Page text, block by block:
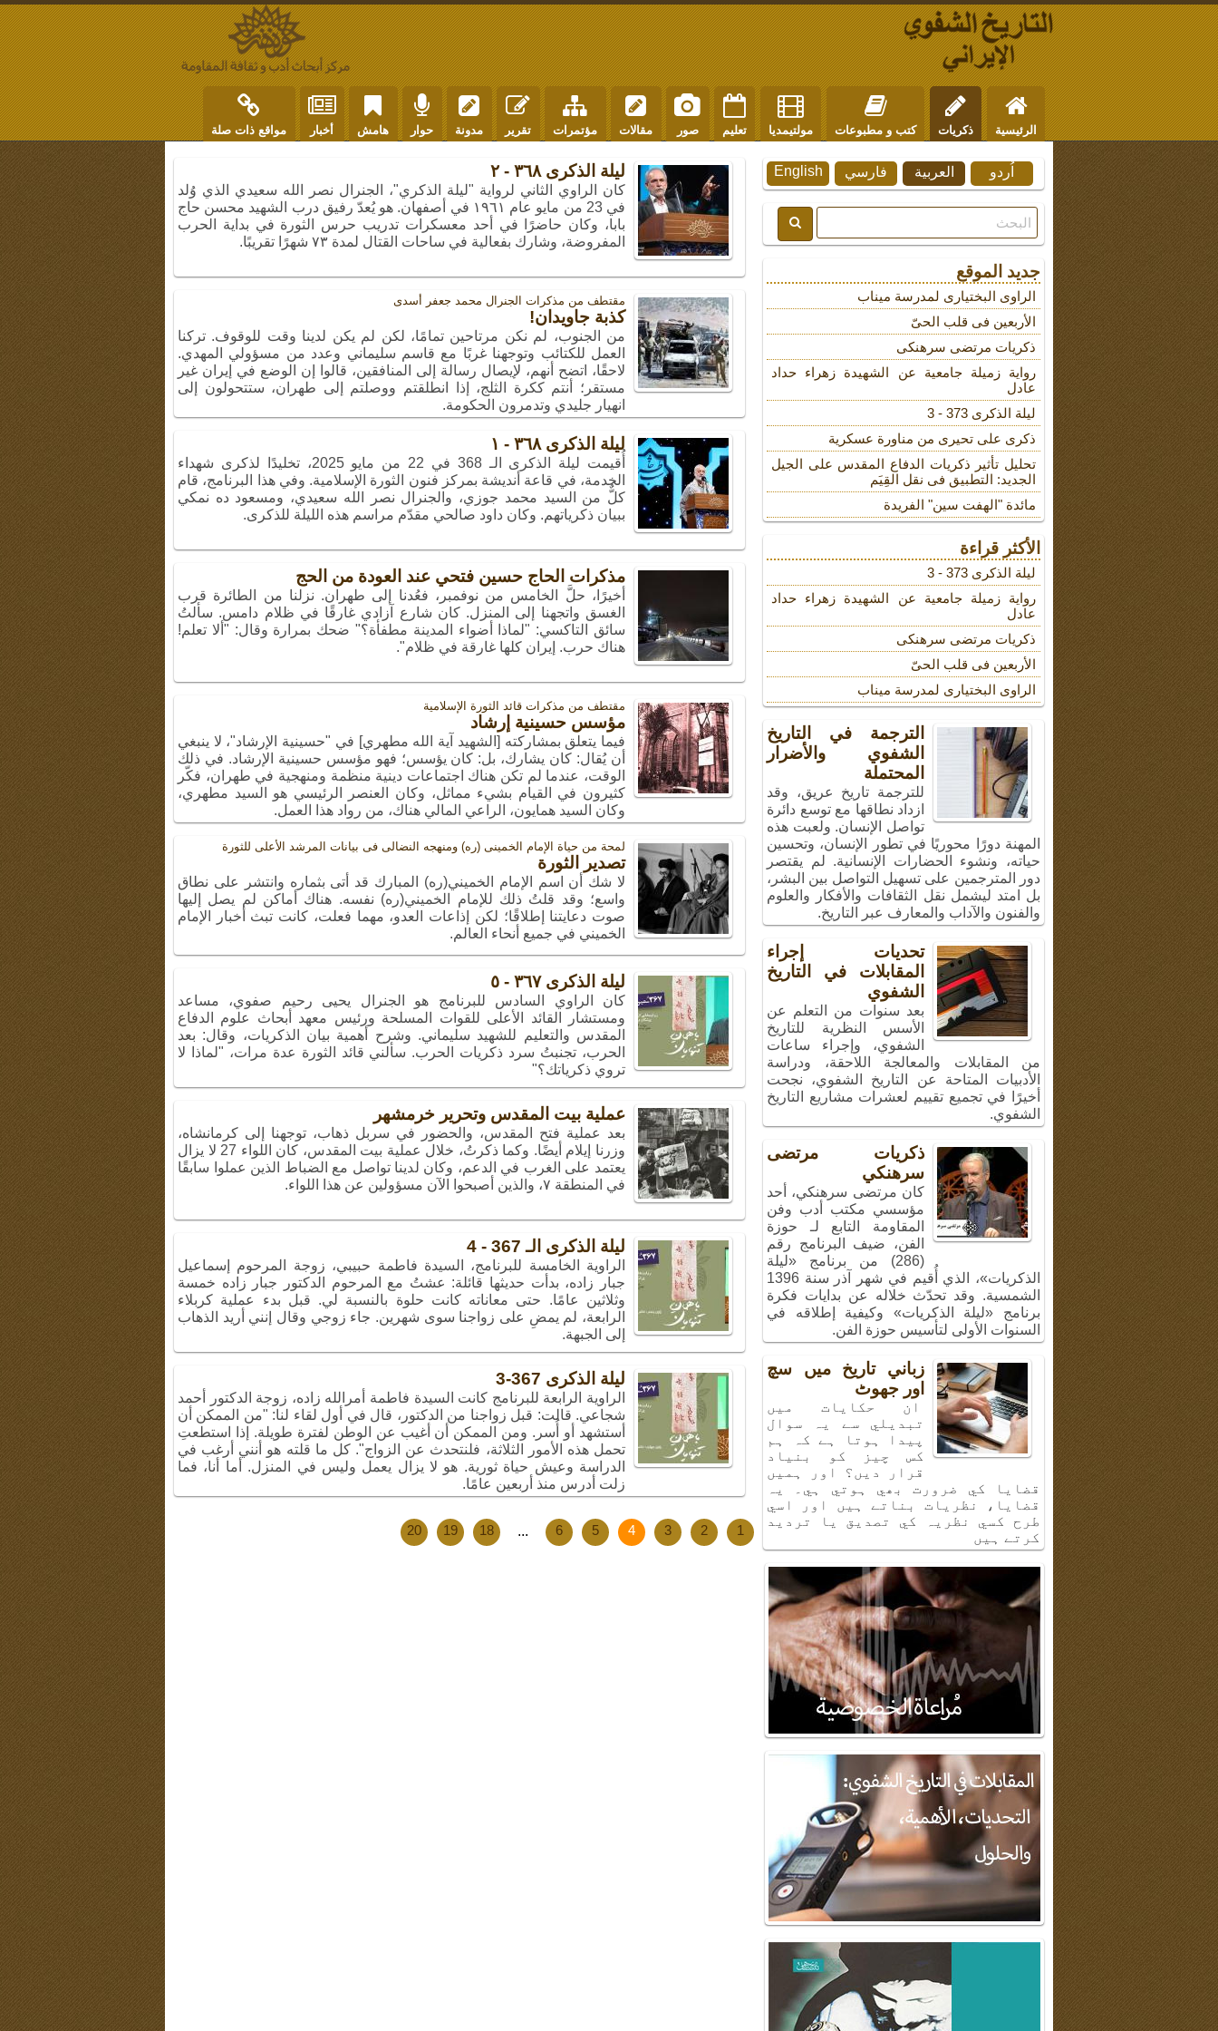
الرئيسية ذكريات كتب و مطبوعات مولتيمديا تعليم صور مقالات مؤتمرات تقرير مدونة حوار هامش أخبار مواقع ذات صلة
ليلة الذكرى ٣٦٨ - ٢
كان الراوي الثاني لرواية "ليلة الذكري"، الجنرال نصر الله سعيدي الذي وُلد
في 23 من مايو عام ١٩٦١ في أصفهان. هو يُعدّ رفيق درب الشهيد محسن حاج
بابا، وكان حاضرًا في أحد معسكرات تدريب حرس الثورة في بداية الحرب
المفروضة، وشارك بفعالية في ساحات القتال لمدة ٧٣ شهرًا تقريبًا.
مقتطف من مذکرات الجنرال محمد جعفر أسدی
كذبة جاويدان!
من الجنوب، لم نكن مرتاحين تمامًا، لكن لم يكن لدينا وقت للوقوف. تركنا
العمل للكتائب وتوجهنا غربًا مع قاسم سليماني وعدد من مسؤولي المهدي.
لاحقًا، اتضح أنهم، لإيصال رسالة إلى المنافقين، قالوا إن الوضع في إيران غير
مستقر؛ أنتم ككرة الثلج، إذا انطلقتم ووصلتم إلى طهران، ستتحولون إلى
انهيار جليدي وتدمرون الحكومة.
ليلة الذكرى ٣٦٨ - ١
أُقيمت ليلة الذكرى الـ 368 في 22 من مايو 2025، تخليدًا لذكرى شهداء
الخدمة، في قاعة أنديشة بمركز فنون الثورة الإسلامية. وفي هذا البرنامج، قام
كلٌّ من السيد محمد جوزي، والجنرال نصر الله سعيدي، ومسعود ده نمكي
ببيان ذكرياتهم. وكان داود صالحي مقدّم مراسم هذه الليلة للذكرى.
مذكرات الحاج حسين فتحي عند العودة من الحج
أخيرًا، حلَّ الخامس من نوفمبر، فعُدنا إلى طهران. نزلنا من الطائرة قرب
الغسق واتجهنا إلى المنزل. كان شارع آزادي غارقًا في ظلام دامس. سألتُ
سائق التاكسي: "لماذا أضواء المدينة مطفأة؟" ضحك بمرارة وقال: "ألا تعلم!
هناك حرب. إيران كلها غارقة في ظلام".
مقتطف من مذکرات قائد الثورة الإسلامیة
مؤسس حسينية إرشاد
فيما يتعلق بمشاركته [الشهيد آية الله مطهري] في "حسينية الإرشاد"، لا ينبغي
أن يُقال: كان يشارك، بل: كان يؤسس؛ فهو مؤسس حسينية الإرشاد. في ذلك
الوقت، عندما لم تكن هناك اجتماعات دينية منظمة ومنهجية في طهران، فكّر
كثيرون في القيام بشيء مماثل، وكان العنصر الرئيسي هو السيد مطهري،
وكان السيد همايون، الراعي المالي هناك، من رواد هذا العمل.
لمحة من حیاة الإمام الخمینی (ره) ومنهجه النضالی فی بیانات المرشد الأعلى للثورة
تصدير الثورة
لا شك أن اسم الإمام الخميني(ره) المبارك قد أتى بثماره وانتشر على نطاق
واسع؛ وقد قلتُ ذلك للإمام الخميني(ره) نفسه. هناك أماكن لم يصل إليها
صوت دعايتنا إطلاقًا؛ لكن إذاعات العدو، مهما فعلت، كانت تبث أخبار الإمام
الخميني في جميع أنحاء العالم.
ليلة الذكرى ٣٦٧ - ٥
كان الراوي السادس للبرنامج هو الجنرال يحيى رحيم صفوي، مساعد
ومستشار القائد الأعلى للقوات المسلحة ورئيس معهد أبحاث علوم الدفاع
المقدس والتعليم للشهيد سليماني. وشرح أهمية بيان الذكريات، وقال: بعد
الحرب، تجنبتُ سرد ذكريات الحرب. سألني قائد الثورة عدة مرات، "لماذا لا
تروي ذكرياتك؟"
عملية بيت المقدس وتحرير خرمشهر
بعد عملية فتح المقدس، والحضور في سربل ذهاب، توجهنا إلى كرمانشاه،
وزرنا إيلام أيضًا. وكما ذكرتُ، خلال عملية بيت المقدس، كان اللواء 27 لا يزال
يعتمد على الغرب في الدعم، وكان لدينا تواصل مع الضباط الذين عملوا سابقًا
في المنطقة ٧، والذين أصبحوا الآن مسؤولين عن هذا اللواء.
ليلة الذكرى الـ 367 - 4
الراوية الخامسة للبرنامج، السيدة فاطمة حبيبي، زوجة المرحوم إسماعيل
جبار زاده، بدأت حديثها قائلة: عشتُ مع المرحوم الدكتور جبار زاده خمسة
وثلاثين عامًا. حتى معاناته كانت حلوة بالنسبة لي. قبل بدء عملية كربلاء
الرابعة، لم يمضِ على زواجنا سوى شهرين. جاء زوجي وقال إنني أريد الذهاب
إلى الجبهة.
ليلة الذكرى 367-3
الراوية الرابعة للبرنامج كانت السيدة فاطمة أمرالله زاده، زوجة الدكتور أحمد
شجاعي. قالت: قبل زواجنا من الدكتور، قال في أول لقاء لنا: "من الممكن أن
أستشهد أو أُسر. ومن الممكن أن أغيب عن الوطن لفترة طويلة. إذا استطعتِ
تحمل هذه الأمور الثلاثة، فلنتحدث عن الزواج". كل ما قلته هو أنني أرغب في
الدراسة وعيش حياة ثورية. هو لا يزال يعمل وليس في المنزل. أما أنا، فما
زلت أدرس منذ أربعين عامًا.
1
2
3
4
5
6
...
18
19
20
English فارسي العربية اُردو
جديد الموقع
الراوی البختیاری لمدرسة میناب
الأربعین فی قلب الحیّ
ذکریات مرتضى سرهنکی
روایة زمیلة جامعیة عن الشهیدة زهراء حداد
عادل
لیلة الذکرى 373 - 3
ذکری علی تحیری من مناورة عسکریة
تحلیل تأثیر ذکریات الدفاع المقدس على الجیل
الجدید: التطبیق فی نقل القِیَم
مائدة "الهفت سین" الفریدة
الأكثر قراءة
لیلة الذکرى 373 - 3
روایة زمیلة جامعیة عن الشهیدة زهراء حداد
عادل
ذکریات مرتضى سرهنکی
الأربعین فی قلب الحیّ
الراوی البختیاری لمدرسة میناب
الترجمة في التاريخ
الشفوي والأضرار
المحتملة
للترجمة تاريخ عريق، وقد
ازداد نطاقها مع توسع دائرة
تواصل الإنسان. ولعبت هذه
المهنة دورًا محوريًا في تطور الإنسان، وتحسين
حياته، ونشوء الحضارات الإنسانية. لم يقتصر
دور المترجمين على تسهيل التواصل بين البشر،
بل امتد ليشمل نقل الثقافات والأفكار والعلوم
والفنون والآداب والمعارف عبر التاريخ.
تحديات إجراء
المقابلات في التاريخ
الشفوي
بعد سنوات من التعلم عن
الأسس النظرية للتاريخ
الشفوي، وإجراء ساعات
من المقابلات والمعالجة اللاحقة، ودراسة
الأدبيات المتاحة عن التاريخ الشفوي، نجحت
أخيرًا في تجميع تقييم لعشرات مشاريع التاريخ
الشفوي.
ذكريات مرتضى
سرهنكي
كان مرتضى سرهنكي، أحد
مؤسسي مكتب أدب وفن
المقاومة التابع لـ حوزة
الفن، ضيف البرنامج رقم
(286) من برنامج «ليلة
الذكريات»، الذي أُقيم في شهر آذر سنة 1396
الشمسية. وقد تحدّث خلاله عن بدايات فكرة
برنامج «ليلة الذكريات» وكيفية إطلاقه في
السنوات الأولى لتأسيس حوزة الفن.
زباني تاريخ ميں سچ
اور جھوٹ
ان حكايات ميں
تبديلي سے يہ سوال
پيدا ہوتا ہے كہ ہم
كس چيز كو بنياد
قرار ديں؟ اور ہميں
قضايا كي ضرورت بھي ہوتي ہي۔ يہ
قضايا، نظريات بناتے ہيں اور اسي
طرح كسي نظريہ كي تصديق يا ترديد
كرتے ہيں